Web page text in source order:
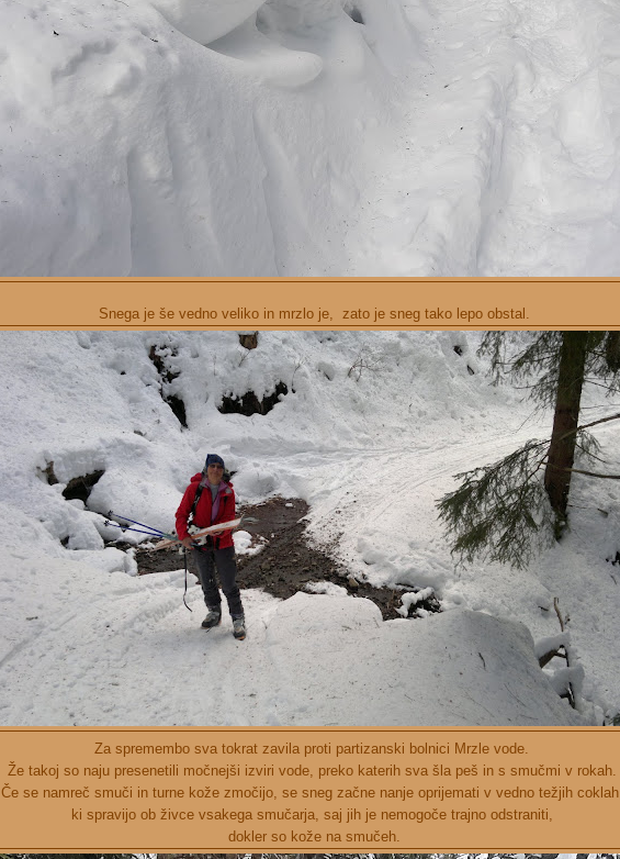
Snega je še vedno veliko in mrzlo je, zato je sneg tako lepo obstal.
Za spremembo sva tokrat zavila proti partizanski bolnici Mrzle vode.
Že takoj so naju presenetili močnejši izviri vode, preko katerih sva šla peš in s smučmi v rokah.
Če se namreč smuči in turne kože zmočijo, se sneg začne nanje oprijemati v vedno težjih coklah,
ki spravijo ob živce vsakega smučarja, saj jih je nemogoče trajno odstraniti,
dokler so kože na smučeh.